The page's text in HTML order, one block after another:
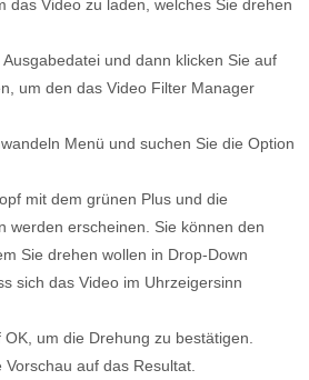
das Video zu laden, welches Sie drehen
und dann klicken Sie auf
um den das Video Filter Manager
Menü und suchen Sie die Option
mit dem grünen Plus und die
werden erscheinen. Sie können den
Sie drehen wollen in Drop-Down
sich das Video im Uhrzeigersinn
um die Drehung zu bestätigen.
auf das Resultat.